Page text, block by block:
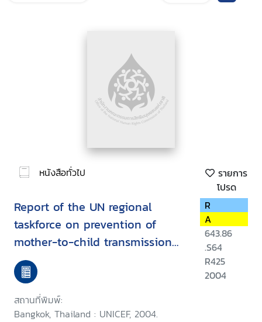
หนังสือทั่วไป
รายการ
โปรด
Report of the UN regional
taskforce on prevention of
mother-to-child transmission
of HIV : South, East Asia and
The Pacific, May 2004, Bangkok,
Thailand
สถานที่พิมพ์:
Bangkok, Thailand : UNICEF, 2004.
R
A
643.86
.S64
R425
2004